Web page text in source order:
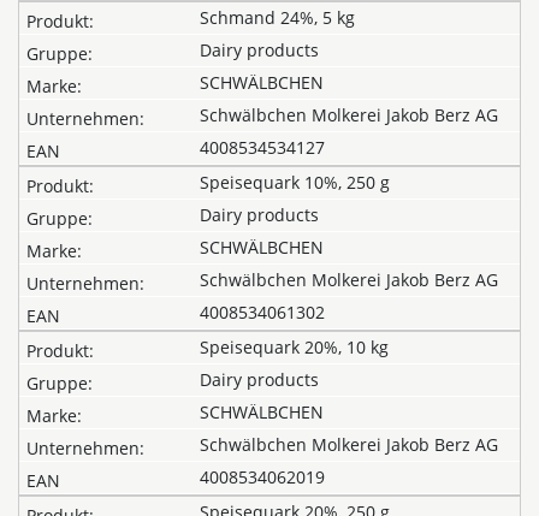
Schmand 24%, 5 kg
Dairy products
SCHWÄLBCHEN
Schwälbchen Molkerei Jakob Berz AG
4008534534127
Speisequark 10%, 250 g
Dairy products
SCHWÄLBCHEN
Schwälbchen Molkerei Jakob Berz AG
4008534061302
Speisequark 20%, 10 kg
Dairy products
SCHWÄLBCHEN
Schwälbchen Molkerei Jakob Berz AG
4008534062019